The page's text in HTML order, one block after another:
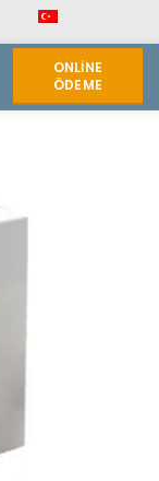
ONLINE
ÖDEME